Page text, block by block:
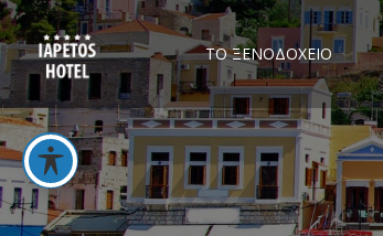
ΤΟ ΞΕΝΟΔΟΧΕΙΟ